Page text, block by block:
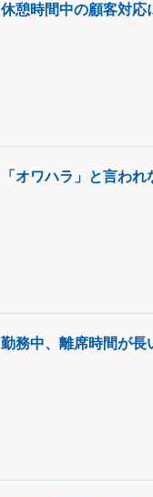
休憩時間中の顧客対応
「オワハラ」と言わ
勤務中、離席時間が長